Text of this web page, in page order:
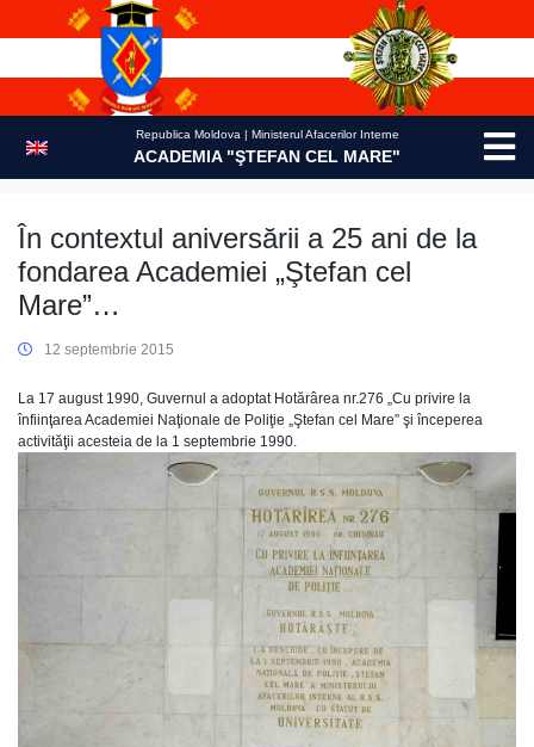
Republica Moldova | Ministerul Afacerilor Interne
ACADEMIA "ŞTEFAN CEL MARE"
În contextul aniversării a 25 ani de la
fondarea Academiei „Ştefan cel
Mare”…
12 septembrie 2015
La 17 august 1990, Guvernul a adoptat Hotărârea nr.276 „Cu privire la
înfiinţarea Academiei Naţionale de Poliţie „Ştefan cel Mare” şi începerea
activităţii acesteia de la 1 septembrie 1990.